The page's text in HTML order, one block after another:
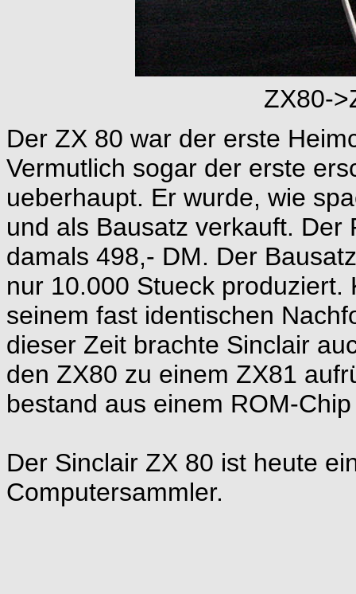
ZX80-
Der ZX 80 war der erste
Vermutlich sogar der erste
ueberhaupt. Er wurde, wie
und als Bausatz verkauft.
damals 498,- DM. Der
nur 10.000 Stueck
seinem fast identischen
dieser Zeit brachte Sinclair
den ZX80 zu einem ZX81
bestand aus einem ROM-
Der Sinclair ZX 80 ist heute
Computersammler.